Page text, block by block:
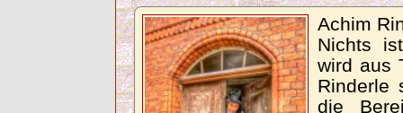
Achim
Nichts
wird aus
Rinderle
die